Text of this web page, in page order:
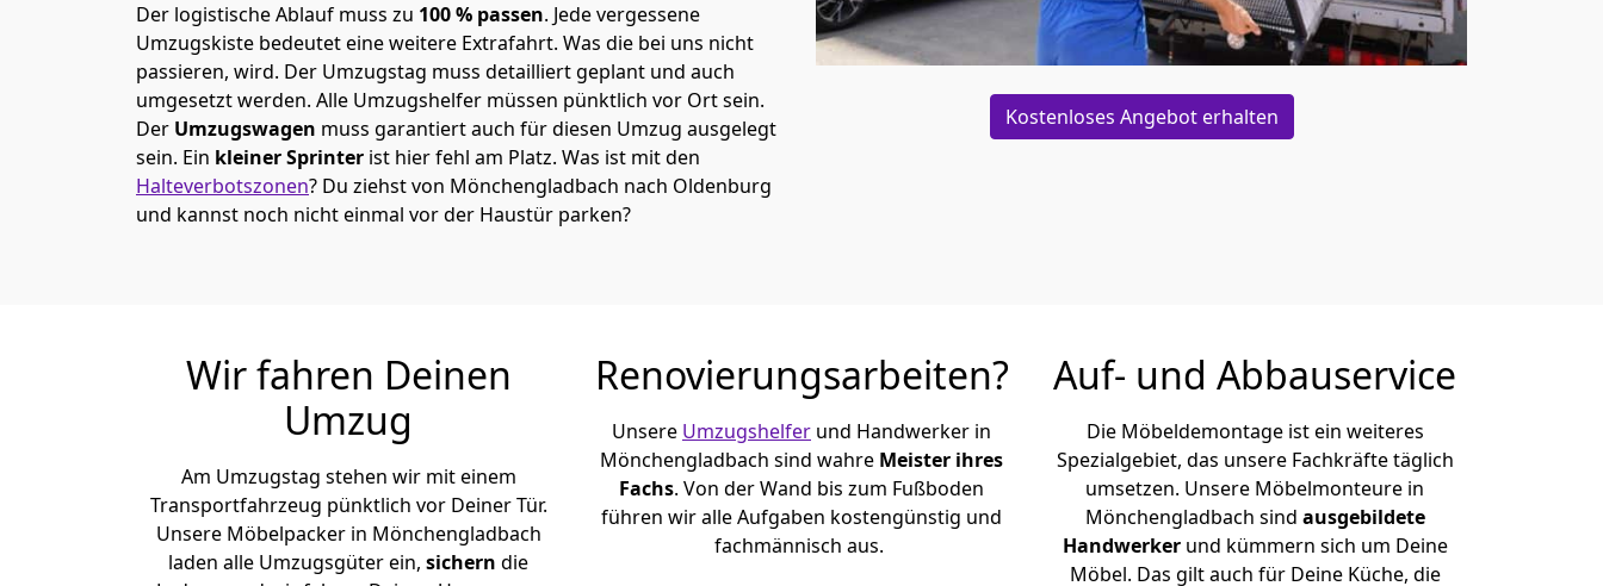
Der logistische Ablauf muss zu 100 % passen. Jede vergessene
Umzugskiste bedeutet eine weitere Extrafahrt. Was die bei uns nicht
passieren, wird. Der Umzugstag muss detailliert geplant und auch
umgesetzt werden. Alle Umzugshelfer müssen pünktlich vor Ort sein.
Der Umzugswagen muss garantiert auch für diesen Umzug ausgelegt
sein. Ein kleiner Sprinter ist hier fehl am Platz. Was ist mit den
Halteverbotszonen? Du ziehst von Mönchen­gladbach nach Oldenburg
und kannst noch nicht einmal vor der Haustür parken?
Kostenloses Angebot erhalten
Wir fahren Deinen
Umzug
Am Umzugstag stehen wir mit einem
Transportfahrzeug pünktlich vor Deiner Tür.
Unsere Möbelpacker in Mönchen­gladbach
laden alle Umzugsgüter ein, sichern die
Renovierungsarbeiten?
Unsere Umzugshelfer und Handwerker in
Mönchen­gladbach sind wahre Meister ihres
Fachs. Von der Wand bis zum Fußboden
führen wir alle Aufgaben kostengünstig und
fachmännisch aus.
Auf- und Abbauservice
Die Möbeldemontage ist ein weiteres
Spezialgebiet, das unsere Fachkräfte täglich
umsetzen. Unsere Möbelmonteure in
Mönchen­gladbach sind ausgebildete
Handwerker und kümmern sich um Deine
Möbel. Das gilt auch für Deine Küche, die